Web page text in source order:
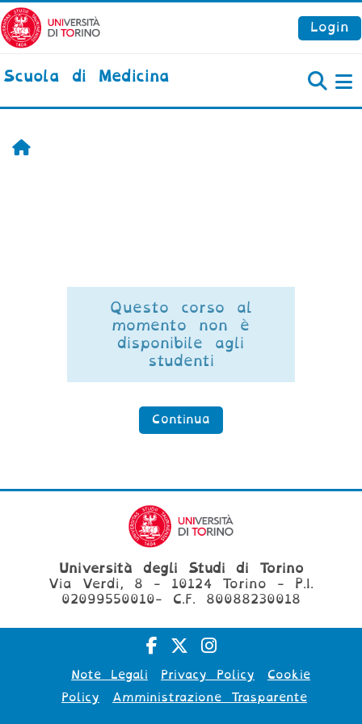
Vai al contenuto principale
Login
Scuola di Medicina
Home
Questo corso al
momento non è
disponibile agli
studenti
Continua
Università degli Studi di Torino
Via Verdi, 8 - 10124 Torino - P.I.
02099550010- C.F. 80088230018
Note Legali Privacy Policy
Cookie
Policy
Amministrazione Trasparente